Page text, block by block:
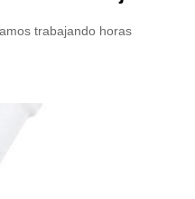
trabajando horas